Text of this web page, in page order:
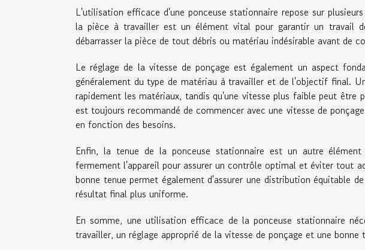
L'utilisation efficace d'une ponceuse stationnaire repose sur
la pièce à travailler est un élément vital pour garantir un travail
débarrasser la pièce de tout débris ou matériau indésirable avant de
Le réglage de la vitesse de ponçage est également un aspect
généralement du type de matériau à travailler et de l'objectif final.
rapidement les matériaux, tandis qu'une vitesse plus faible peut
est toujours recommandé de commencer avec une vitesse de
en fonction des besoins.
Enfin, la tenue de la ponceuse stationnaire est un autre
fermement l'appareil pour assurer un contrôle optimal et éviter tout
bonne tenue permet également d'assurer une distribution équitable
résultat final plus uniforme.
En somme, une utilisation efficace de la ponceuse stationnaire
travailler, un réglage approprié de la vitesse de ponçage et une bonne